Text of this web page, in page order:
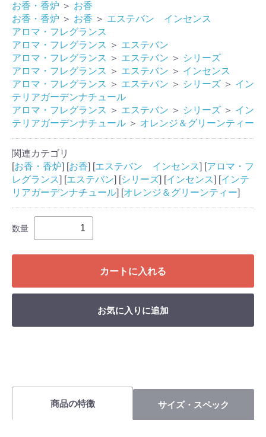
お香・香炉 ＞ お香
お香・香炉 ＞ お香 ＞ エステバン インセンス
アロマ・フレグランス
アロマ・フレグランス ＞ エステバン
アロマ・フレグランス ＞ エステバン ＞ シリーズ
アロマ・フレグランス ＞ エステバン ＞ インセンス
アロマ・フレグランス ＞ エステバン ＞ シリーズ ＞ イン
テリアガーデンナチュール
アロマ・フレグランス ＞ エステバン ＞ シリーズ ＞ イン
テリアガーデンナチュール ＞ オレンジ＆グリーンティー
関連カテゴリ
[お香・香炉] [お香] [エステバン インセンス] [アロマ・フ
レグランス] [エステバン] [シリーズ] [インセンス] [インテ
リアガーデンナチュール] [オレンジ＆グリーンティー]
数量
カートに入れる
お気に入りに追加
商品の特徴 サイズ・スペック